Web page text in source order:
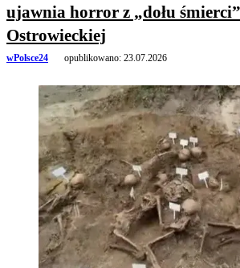
ujawnia horror z „dołu
Ostrowieckiej
wPolsce24 opublikowano: 23.07.2026